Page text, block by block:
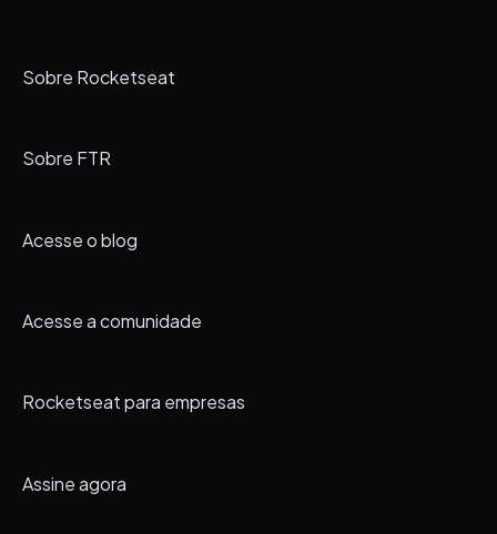
Sobre Rocketseat
Sobre FTR
Acesse o blog
Acesse a comunidade
Rocketseat para empresas
Assine agora